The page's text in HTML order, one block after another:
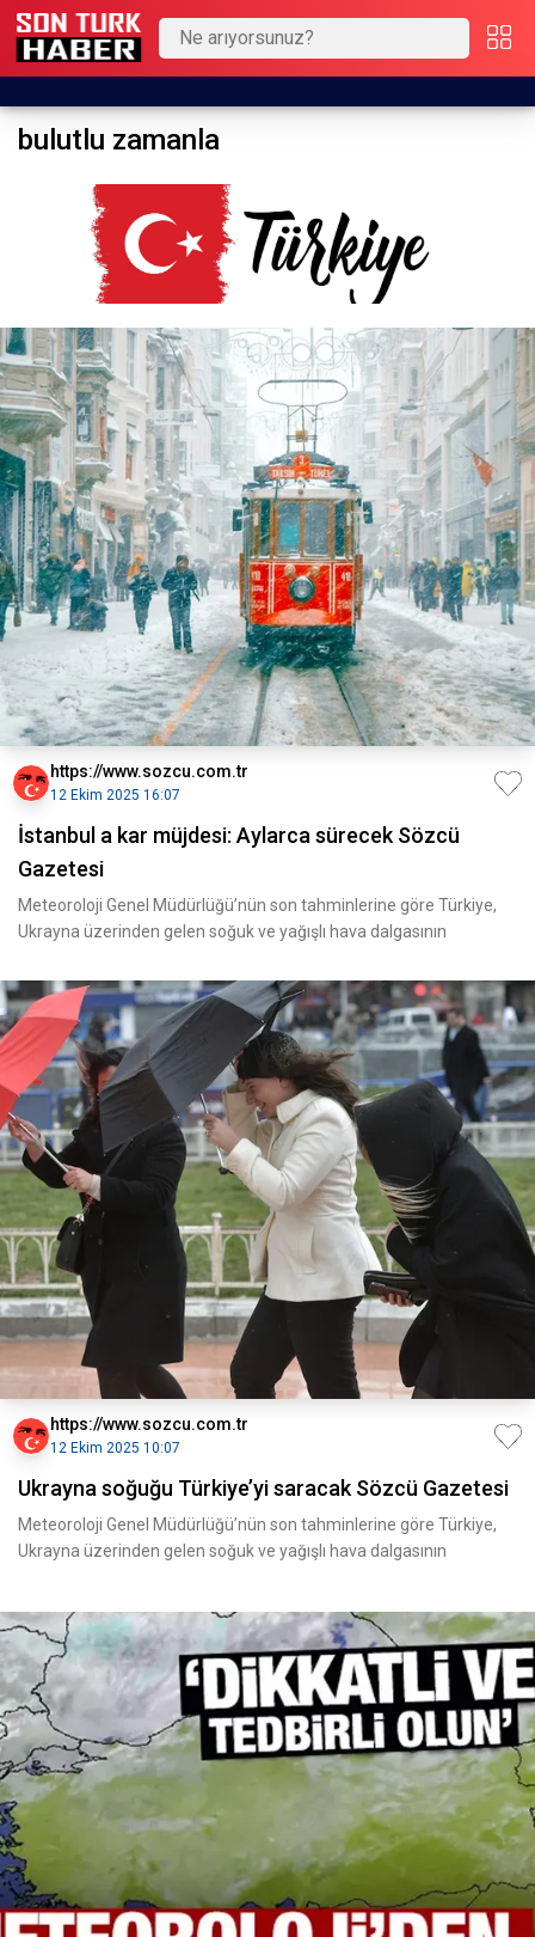
bulutlu zamanla
https://www.sozcu.com.tr
12 Ekim 2025 16:07
İstanbul a kar müjdesi: Aylarca sürecek Sözcü
Gazetesi
Meteoroloji Genel Müdürlüğü’nün son tahminlerine göre Türkiye,
Ukrayna üzerinden gelen soğuk ve yağışlı hava dalgasının
https://www.sozcu.com.tr
12 Ekim 2025 10:07
Ukrayna soğuğu Türkiye’yi saracak Sözcü Gazetesi
Meteoroloji Genel Müdürlüğü’nün son tahminlerine göre Türkiye,
Ukrayna üzerinden gelen soğuk ve yağışlı hava dalgasının